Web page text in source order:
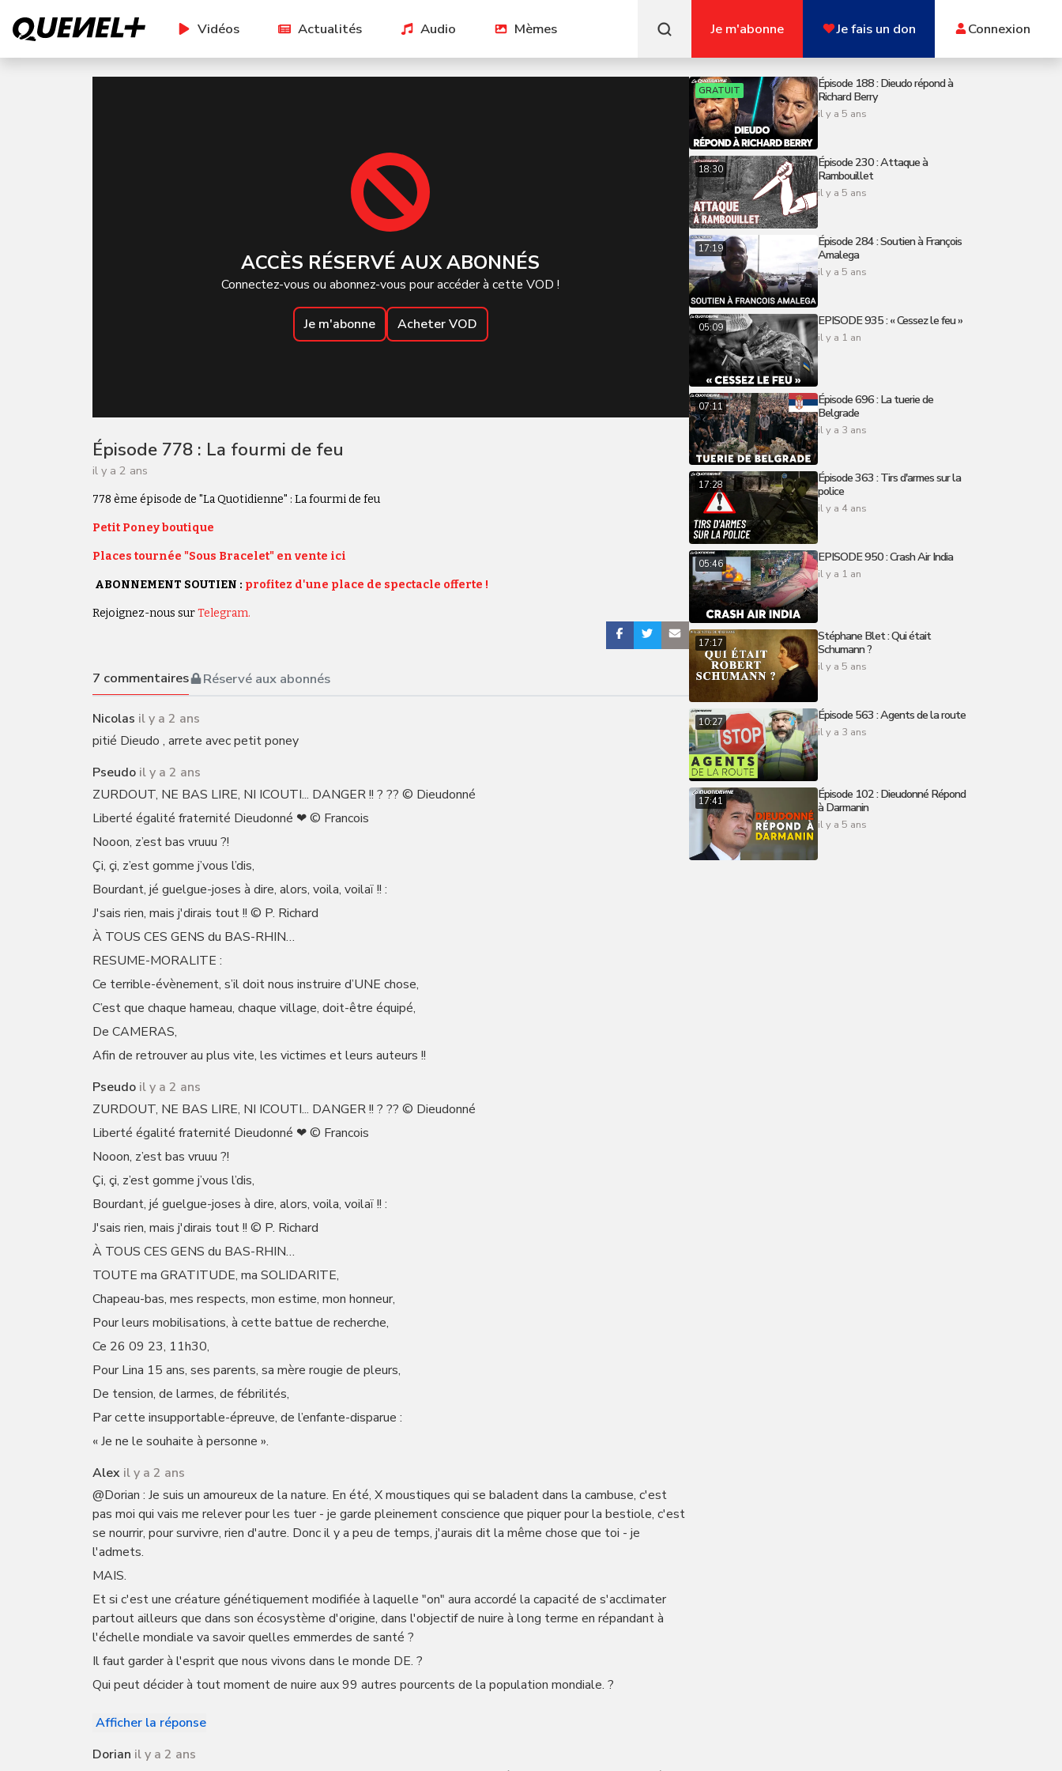
Vidéos Actualités Audio Mèmes Je m'abonne Je fais un don Connexion
ACCÈS RÉSERVÉ AUX ABONNÉS
Connectez-vous ou abonnez-vous pour accéder à cette VOD !
Je m'abonne Acheter VOD
Épisode 778 : La fourmi de feu
il y a 2 ans
778 ème épisode de "La Quotidienne" : La fourmi de feu
Petit Poney boutique
Places tournée "Sous Bracelet" en vente ici
ABONNEMENT SOUTIEN : profitez d'une place de spectacle offerte !
Rejoignez-nous surTelegram.
7 commentaires Réservé aux abonnés
Nicolas il y a 2 ans
pitié Dieudo , arrete avec petit poney
Pseudo il y a 2 ans
ZURDOUT, NE BAS LIRE, NI ICOUTI... DANGER !! ? ?? © Dieudonné
Liberté égalité fraternité Dieudonné ❤ © Francois
Nooon, z’est bas vruuu ?!
Çi, çi, z’est gomme j’vous l’dis,
Bourdant, jé guelgue-joses à dire, alors, voila, voilaï !! :
J'sais rien, mais j'dirais tout !! © P. Richard
À TOUS CES GENS du BAS-RHIN…
RESUME-MORALITE :
Ce terrible-évènement, s’il doit nous instruire d’UNE chose,
C’est que chaque hameau, chaque village, doit-être équipé,
De CAMERAS,
Afin de retrouver au plus vite, les victimes et leurs auteurs !!
Pseudo il y a 2 ans
ZURDOUT, NE BAS LIRE, NI ICOUTI... DANGER !! ? ?? © Dieudonné
Liberté égalité fraternité Dieudonné ❤ © Francois
Nooon, z’est bas vruuu ?!
Çi, çi, z’est gomme j’vous l’dis,
Bourdant, jé guelgue-joses à dire, alors, voila, voilaï !! :
J'sais rien, mais j'dirais tout !! © P. Richard
À TOUS CES GENS du BAS-RHIN…
TOUTE ma GRATITUDE, ma SOLIDARITE,
Chapeau-bas, mes respects, mon estime, mon honneur,
Pour leurs mobilisations, à cette battue de recherche,
Ce 26 09 23, 11h30,
Pour Lina 15 ans, ses parents, sa mère rougie de pleurs,
De tension, de larmes, de fébrilités,
Par cette insupportable-épreuve, de l’enfante-disparue :
« Je ne le souhaite à personne ».
Alex il y a 2 ans
@Dorian : Je suis un amoureux de la nature. En été, X moustiques qui se baladent dans la cambuse, c'est
pas moi qui vais me relever pour les tuer - je garde pleinement conscience que piquer pour la bestiole, c'est
se nourrir, pour survivre, rien d'autre. Donc il y a peu de temps, j'aurais dit la même chose que toi - je
l'admets.
MAIS.
Et si c'est une créature génétiquement modifiée à laquelle "on" aura accordé la capacité de s'acclimater
partout ailleurs que dans son écosystème d'origine, dans l'objectif de nuire à long terme en répandant à
l'échelle mondiale va savoir quelles emmerdes de santé ?
Il faut garder à l'esprit que nous vivons dans le monde DE. ?
Qui peut décider à tout moment de nuire aux 99 autres pourcents de la population mondiale. ?
Afficher la réponse
Dorian il y a 2 ans
GRATUIT
Épisode 188 : Dieudo répond à
Richard Berry
il y a 5 ans
18:30
Épisode 230 : Attaque à
Rambouillet
il y a 5 ans
17:19
Épisode 284 : Soutien à François
Amalega
il y a 5 ans
05:09 EPISODE 935 : « Cessez le feu »
il y a 1 an
07:11
Épisode 696 : La tuerie de
Belgrade
il y a 3 ans
17:28
Épisode 363 : Tirs d'armes sur la
police
il y a 4 ans
05:46 EPISODE 950 : Crash Air India
il y a 1 an
17:17
Stéphane Blet : Qui était
Schumann ?
il y a 5 ans
10:27 Épisode 563 : Agents de la route
il y a 3 ans
17:41
Épisode 102 : Dieudonné Répond
à Darmanin
il y a 5 ans